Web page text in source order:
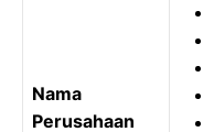
Nama
Perusahaan